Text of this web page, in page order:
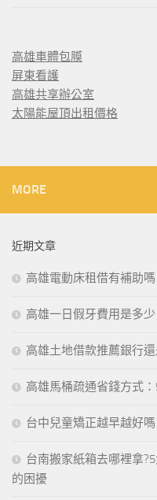
高雄車體包膜
屏東看護
高雄共享辦公室
太陽能屋頂出租價格
MORE
近期文章
高雄電動床租借有補助
高雄一日假牙費用是多
高雄土地借款推薦銀行
高雄馬桶疏通省錢方式
台中兒童矯正越早越好
台南搬家紙箱去哪裡拿
的困擾